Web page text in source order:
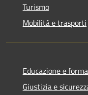
Turismo
Mobilità e trasporti
Educazione e
Giustizia e